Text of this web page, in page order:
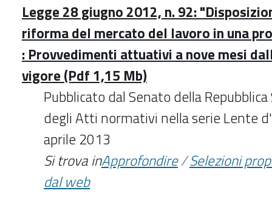
Legge 28 giugno 2012, n. 92:
riforma del mercato del lavoro in una
: Provvedimenti attuativi a nove mesi
vigore (Pdf 1,15 Mb)
Pubblicato dal Senato della
degli Atti normativi nella serie Lente
aprile 2013
Si trova inApprofondire/Selezioni
dal web